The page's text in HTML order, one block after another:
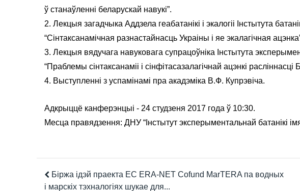
ў станаўленні беларускай навукі”.
2. Лекцыя загадчыка Аддзела геабатанікі і экалогіі Інстытута
“Сінтаксанамічная разнастайнасць Украіны і яе экалагічная
3. Лекцыя вядучага навуковага супрацоўніка Інстытута
“Праблемы сiнтаксанамii i сiнфiтасазалагiчнай ацэнкi раслiннасцi
4. Выступленні з успамінамі пра акадэміка В.Ф. Купрэвіча.
Адкрыццё канферэнцыі - 24 студзеня 2017 года ў 10:30.
Месца правядзення: ДНУ “Інстытут эксперыментальнай батанікі
Біржа ідэй праекта ЕС ERA-NET Cofund MarTERA па водных
і марскіх тэхналогіях шукае для...